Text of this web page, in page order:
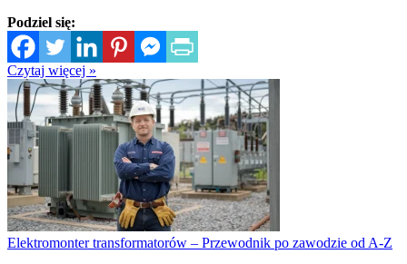
Podziel się:
Czytaj więcej »
Elektromonter transformatorów – Przewodnik po zawodzie od A-Z